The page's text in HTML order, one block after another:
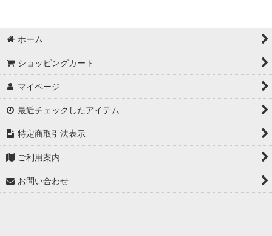
ホーム
ショッピングカート
マイページ
最近チェックしたアイテム
特定商取引法表示
ご利用案内
お問い合わせ